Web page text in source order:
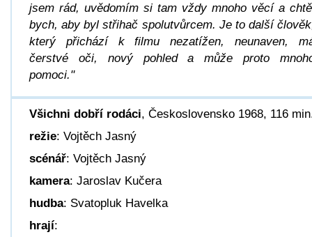
jsem rád, uvědomím si tam vždy mnoho věcí a
bych, aby byl střihač spolutvůrcem. Je to další
který přichází k filmu nezatížen, neunaven,
čerstvé oči, nový pohled a může proto
pomoci."
Všichni dobří rodáci, Československo 1968, 116
režie: Vojtěch Jasný
scénář: Vojtěch Jasný
kamera: Jaroslav Kučera
hudba: Svatopluk Havelka
hrají: